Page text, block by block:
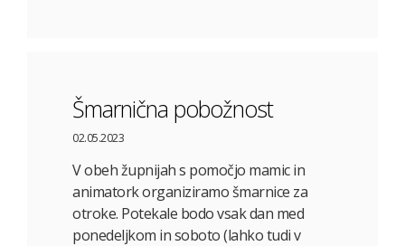
Šmarnična pobožnost
02.05.2023
V obeh župnijah s pomočjo mamic in
animatork organiziramo šmarnice za
otroke. Potekale bodo vsak dan med
ponedeljkom in soboto (lahko tudi v